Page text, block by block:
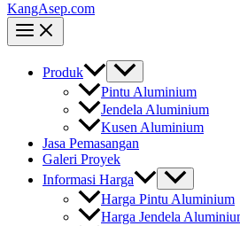
KangAsep.com
Produk
Pintu Aluminium
Jendela Aluminium
Kusen Aluminium
Jasa Pemasangan
Galeri Proyek
Informasi Harga
Harga Pintu Aluminium
Harga Jendela